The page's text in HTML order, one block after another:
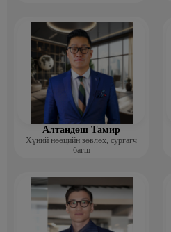
Алтандөш Тамир
Хүний нөөцийн зөвлөх, сургагч
багш